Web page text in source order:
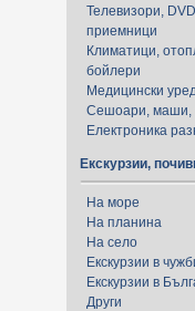
Телевизори,
приемници
Климатици,
бойлери
Медицински
Сешоари, маши,
Електроника
Екскурзии,
На море
На планина
На село
Екскурзии в
Екскурзии в
Други